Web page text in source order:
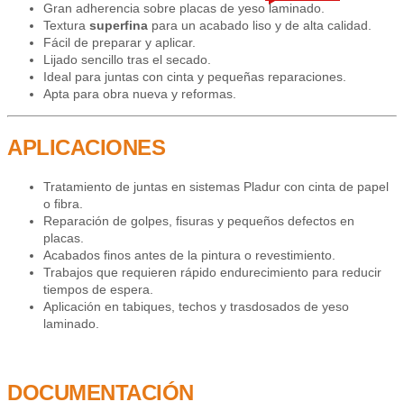
Gran adherencia sobre placas de yeso laminado.
Textura superfina para un acabado liso y de alta calidad.
Fácil de preparar y aplicar.
Lijado sencillo tras el secado.
Ideal para juntas con cinta y pequeñas reparaciones.
Apta para obra nueva y reformas.
APLICACIONES
Tratamiento de juntas en sistemas Pladur con cinta de papel
o fibra.
Reparación de golpes, fisuras y pequeños defectos en
placas.
Acabados finos antes de la pintura o revestimiento.
Trabajos que requieren rápido endurecimiento para reducir
tiempos de espera.
Aplicación en tabiques, techos y trasdosados de yeso
laminado.
DOCUMENTACIÓN